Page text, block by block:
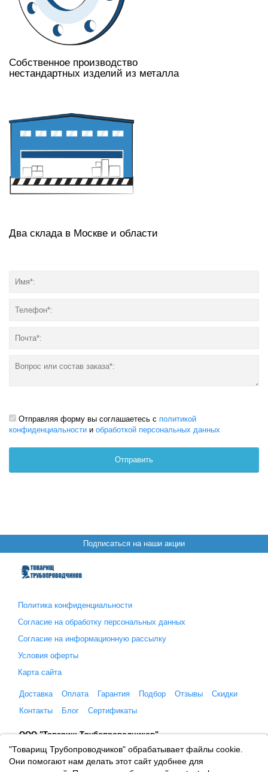
Собственное производство
нестандартных изделий из металла
Два склада в Москве и области
Отправляя форму вы соглашаетесь с политикой
конфиденциальности и обработкой персональных данных
Подписаться на наши акции
Политика конфиденциальности
Согласие на обработку персональных данных
Согласие на информационную рассылку
Условия оферты
Карта сайта
Доставка Оплата Гарантия Подбор Отзывы
Скидки
Контакты
Блог Сертификаты
ООО "Товарищ Трубопроводчиков"
Москва, Рязанский проспект 8, с. 2
+7 (495) 065-46-75
zakaz@tovtrub.ru
"Товарищ Трубопроводчиков" обрабатывает файлы cookie.
Они помогают нам делать этот сайт удобнее для